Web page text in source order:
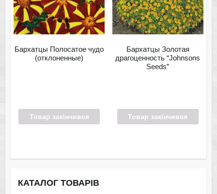
Бархатцы Полосатое чудо
(отклоненные)
Товар закінчився
Бархатцы Золотая
драгоценность “Johnsons
Seeds”
Товар закінчився
КАТАЛОГ ТОВАРІВ